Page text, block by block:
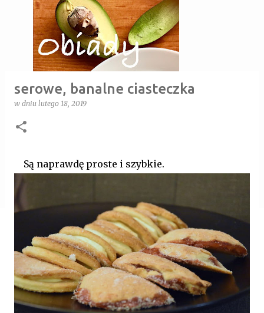
serowe, banalne ciasteczka
w dniu lutego 18, 2019
Są naprawdę proste i szybkie.